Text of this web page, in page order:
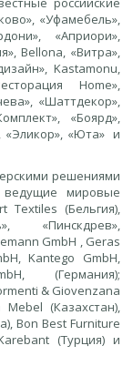
«Уфамебель»,
«Априори»,
Bellona, «Витра»,
Kastamonu,
Home»,
«Шаттдекор»,
«Боярд»,
«Эликор», «Юта» и
решениями
ведущие мировые
Textiles (Бельгия),
«Пинскдрев»,
GmbH , Geras
Kantego GmbH,
(Германия);
& Giovenzana
Mebel (Казахстан),
Bon Best Furniture
(Турция) и